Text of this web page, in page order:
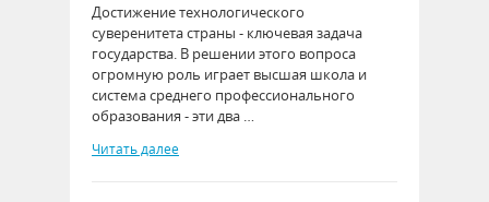
Достижение технологического
суверенитета страны - ключевая задача
государства. В решении этого вопроса
огромную роль играет высшая школа и
система среднего профессионального
образования - эти два …
Читать далее